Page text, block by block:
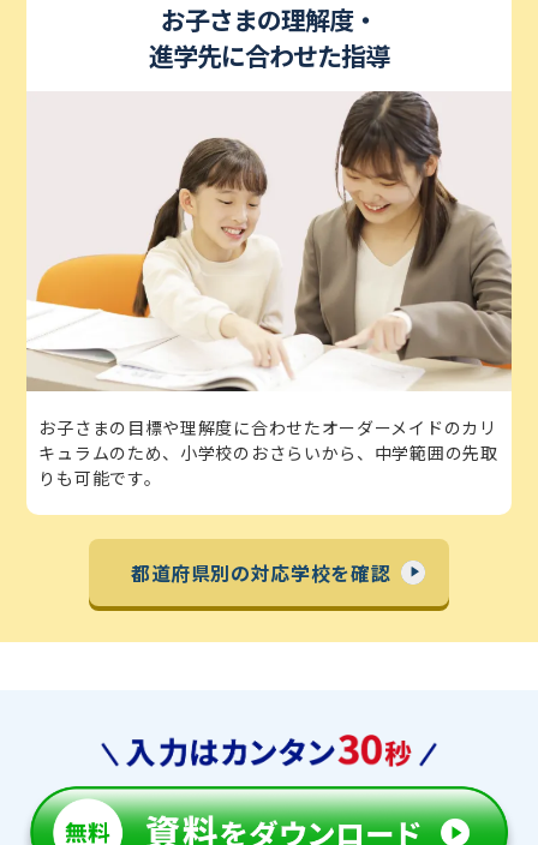
お子さまの理解度・
進学先に合わせた指導
お子さまの目標や理解度に合わせたオーダーメイドのカリ
キュラムのため、小学校のおさらいから、中学範囲の先取
りも可能です。
都道府県別の対応学校を確認